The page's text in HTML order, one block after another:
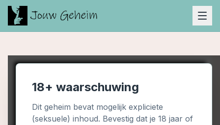
18+ waarschuwing
Dit geheim bevat mogelijk expliciete
(seksuele) inhoud. Bevestig dat je 18 jaar of